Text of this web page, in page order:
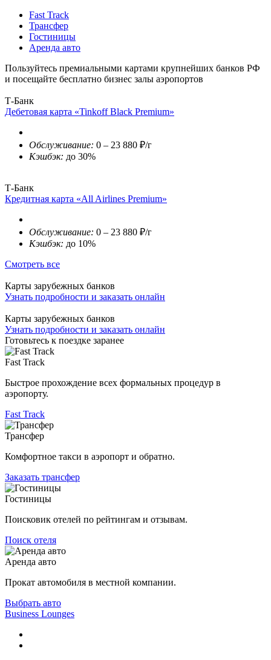
Fast Track
Трансфер
Гостиницы
Аренда авто
Пользуйтесь премиальными картами крупнейших банков РФ
и посещайте бесплатно бизнес залы аэропортов
Т-Банк
Дебетовая карта «Tinkoff Black Premium»
Обслуживание: 0 – 23 880 ₽/г
Кэшбэк: до 30%
Т-Банк
Кредитная карта «All Airlines Premium»
Обслуживание: 0 – 23 880 ₽/г
Кэшбэк: до 10%
Смотреть все
Карты зарубежных банков
Узнать подробности и заказать онлайн
Карты зарубежных банков
Узнать подробности и заказать онлайн
Готовьтесь к поездке заранее
Fast Track
Быстрое прохождение всех формальных процедур в
аэропорту.
Fast Track
Трансфер
Комфортное такси в аэропорт и обратно.
Заказать трансфер
Гостиницы
Поисковик отелей по рейтингам и отзывам.
Поиск отеля
Аренда авто
Прокат автомобиля в местной компании.
Выбрать авто
Business Lounges